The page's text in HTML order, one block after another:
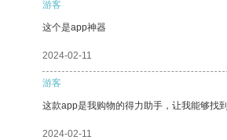
游客
这个是app神器
2024-02-11
游客
这款app是我购物的得力助手，让我能够找
2024-02-11